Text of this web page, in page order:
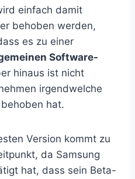
einfach damit
behoben werden,
es zu einer
Software-
hinaus ist nicht
irgendwelche
hat.
Version kommt zu
da Samsung
hat, dass sein Beta-